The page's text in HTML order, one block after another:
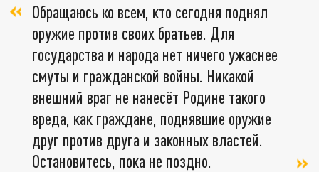
Обращаюсь ко всем, кто сегодня поднял
оружие против своих братьев. Для
государства и народа нет ничего ужаснее
смуты и гражданской войны. Никакой
внешний враг не нанесёт Родине такого
вреда, как граждане, поднявшие оружие
друг против друга и законных властей.
Остановитесь, пока не поздно.